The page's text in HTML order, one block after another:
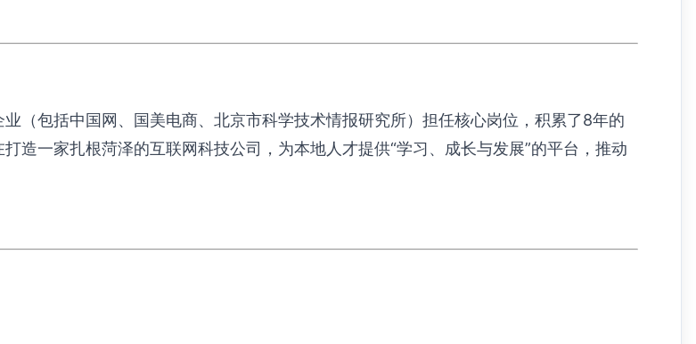
（包括中国网、国美电商、北京市科学技术情报研究所）担任核心岗位，积累了8年的
造一家扎根菏泽的互联网科技公司，为本地人才提供“学习、成长与发展”的平台，推动